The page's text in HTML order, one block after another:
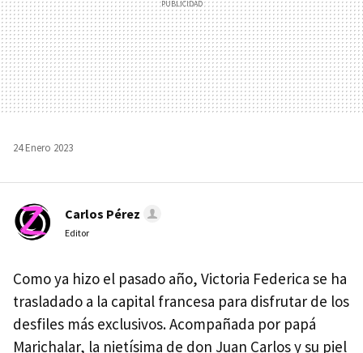
24 Enero 2023
Carlos Pérez
Editor
Como ya hizo el pasado año, Victoria Federica se ha
trasladado a la capital francesa para disfrutar de los
desfiles más exclusivos. Acompañada por papá
Marichalar, la nietísima de don Juan Carlos y su piel